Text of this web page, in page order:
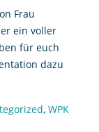
Frau
ein voller
für euch
dazu
, WPK